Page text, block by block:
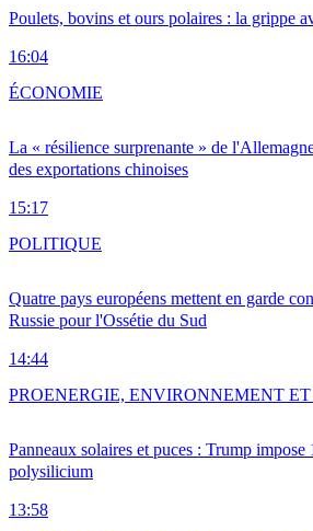
Poulets, bovins et ours polaires : la grippe
16:04
La « résilience surprenante » de
des exportations chinoises
15:17
ÉCONOMIE
Quatre pays européens mettent en garde
Russie pour l'Ossétie du Sud
14:44
POLITIQUE
Panneaux solaires et puces : Trump impose
polysilicium
13:58
PROENERGIE, ENVIRONNEMENT